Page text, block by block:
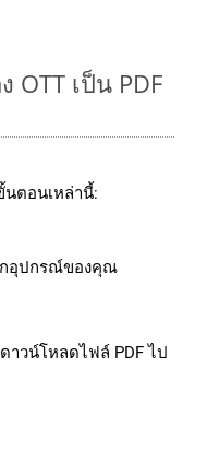
OTT เป็น PDF
ตอนเหล่านี้:
กอุปกรณ์ของคุณ
าวน์โหลดไฟล์ PDF ไป